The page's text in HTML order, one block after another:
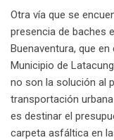
Otra vía que se
presencia de baches
Buenaventura, que
Municipio de
no son la solución al
transportación
es destinar el
carpeta asfáltica en